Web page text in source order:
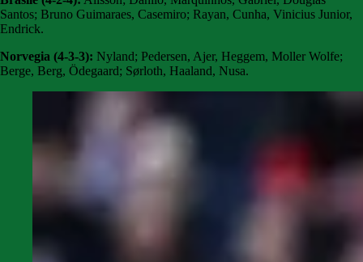
Santos; Bruno Guimaraes, Casemiro; Rayan, Cunha, Vinicius Junior,
Endrick.
Norvegia (4-3-3): Nyland; Pedersen, Ajer, Heggem, Moller Wolfe;
Berge, Berg, Ödegaard; Sørloth, Haaland, Nusa.